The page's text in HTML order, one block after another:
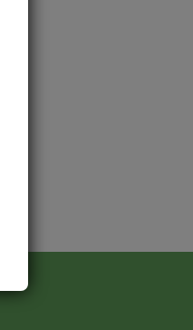
på samme måde